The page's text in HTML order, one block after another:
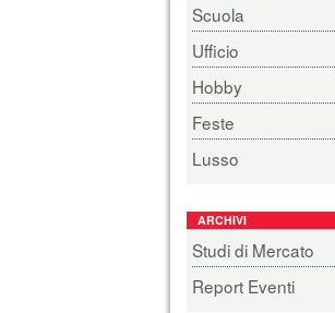
Scuola
Ufficio
Hobby
Feste
Lusso
ARCHIVI
Studi di Mercato
Report Eventi